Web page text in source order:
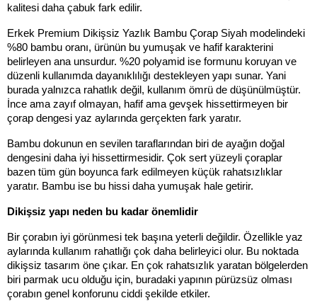
kalitesi daha çabuk fark edilir.
Erkek Premium Dikişsiz Yazlık Bambu Çorap Siyah modelindeki
%80 bambu oranı, ürünün bu yumuşak ve hafif karakterini
belirleyen ana unsurdur. %20 polyamid ise formunu koruyan ve
düzenli kullanımda dayanıklılığı destekleyen yapı sunar. Yani
burada yalnızca rahatlık değil, kullanım ömrü de düşünülmüştür.
İnce ama zayıf olmayan, hafif ama gevşek hissettirmeyen bir
çorap dengesi yaz aylarında gerçekten fark yaratır.
Bambu dokunun en sevilen taraflarından biri de ayağın doğal
dengesini daha iyi hissettirmesidir. Çok sert yüzeyli çoraplar
bazen tüm gün boyunca fark edilmeyen küçük rahatsızlıklar
yaratır. Bambu ise bu hissi daha yumuşak hale getirir.
Dikişsiz yapı neden bu kadar önemlidir
Bir çorabın iyi görünmesi tek başına yeterli değildir. Özellikle yaz
aylarında kullanım rahatlığı çok daha belirleyici olur. Bu noktada
dikişsiz tasarım öne çıkar. En çok rahatsızlık yaratan bölgelerden
biri parmak ucu olduğu için, buradaki yapının pürüzsüz olması
çorabın genel konforunu ciddi şekilde etkiler.